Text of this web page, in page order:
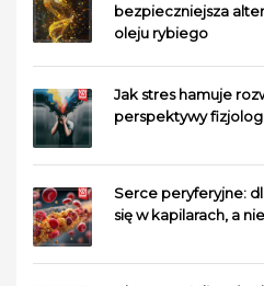
bezpieczniejsza
oleju rybiego
Jak stres hamuje
perspektywy
Serce peryferyjne:
się w kapilarach, a